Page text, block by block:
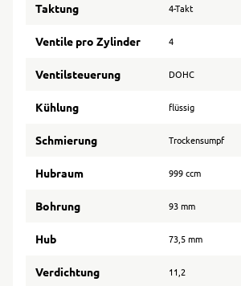
Taktung 4-Takt
Ventile pro Zylinder 4
Ventilsteuerung DOHC
Kühlung flüssig
Schmierung Trockensumpf
Hubraum 999 ccm
Bohrung 93 mm
Hub 73,5 mm
Verdichtung 11,2